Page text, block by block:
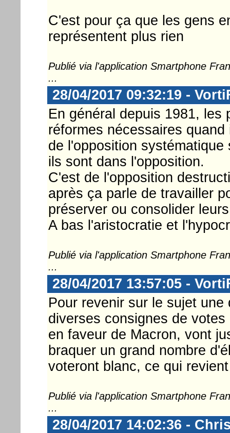
C'est pour ça que les gens
représentent plus rien
Publié via l'application Smartphone
...
28/04/2017 09:32:19 -
En général depuis 1981, les
réformes nécessaires
de l'opposition
ils sont dans l'opposition.
C'est de l'opposition
après ça parle de travailler
préserver ou consolider
A bas l'aristocratie et
Publié via l'application Smartphone
...
28/04/2017 13:57:05 -
Pour revenir sur le sujet
diverses consignes de
en faveur de Macron, vont
braquer un grand nombre
voteront blanc, ce qui
Publié via l'application Smartphone
...
28/04/2017 14:02:36 -